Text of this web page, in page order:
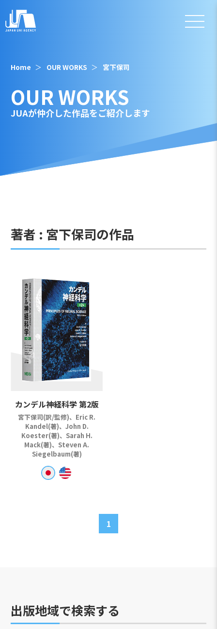
Home OUR WORKS 宮下保司
OUR WORKS
JUAが仲介した作品をご紹介します
著者 : 宮下保司の作品
カンデル神経科学 第2版
宮下保司(訳/監修)、Eric R.
Kandel(著)、John D.
Koester(著)、Sarah H.
Mack(著)、Steven A.
Siegelbaum(著)
1
出版地域で検索する